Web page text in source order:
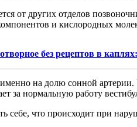
от других отделов
и кислородных
без рецептов в
на долю сонной
за нормальную работу
себе, что происходит при